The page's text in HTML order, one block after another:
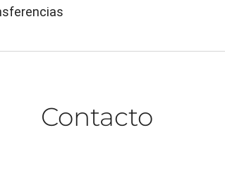
Contacto